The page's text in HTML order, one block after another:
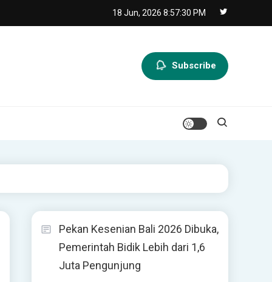
18 Jun, 2026 8:57:31 PM
Subscribe
Pekan Kesenian Bali 2026 Dibuka,
Pemerintah Bidik Lebih dari 1,6
Juta Pengunjung